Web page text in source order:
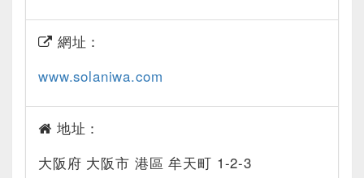
網址：
www.solaniwa.com
地址：
大阪府 大阪市 港區 牟天町 1-2-3